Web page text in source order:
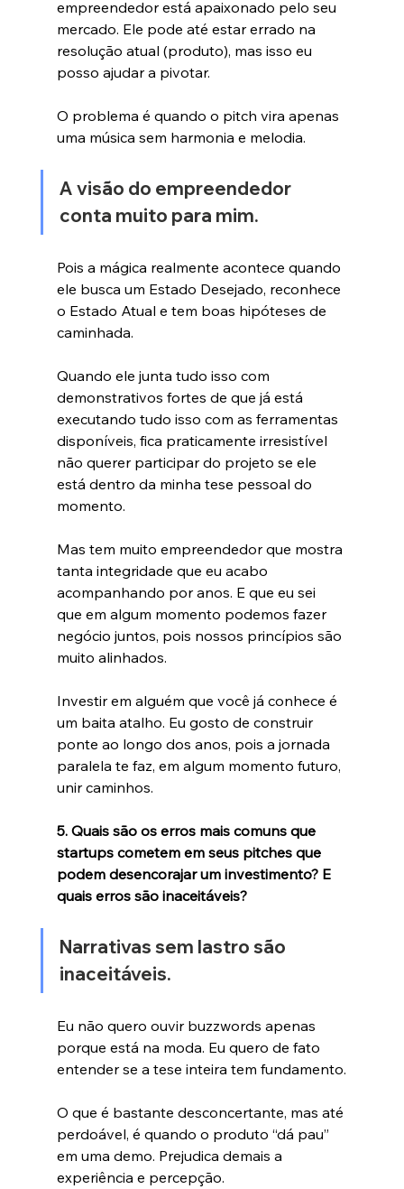
empreendedor está apaixonado pelo seu
mercado. Ele pode até estar errado na
resolução atual (produto), mas isso eu
posso ajudar a pivotar.
O problema é quando o pitch vira apenas
uma música sem harmonia e melodia.
A visão do empreendedor
conta muito para mim.
Pois a mágica realmente acontece quando
ele busca um Estado Desejado, reconhece
o Estado Atual e tem boas hipóteses de
caminhada.
Quando ele junta tudo isso com
demonstrativos fortes de que já está
executando tudo isso com as ferramentas
disponíveis, fica praticamente irresistível
não querer participar do projeto se ele
está dentro da minha tese pessoal do
momento.
Mas tem muito empreendedor que mostra
tanta integridade que eu acabo
acompanhando por anos. E que eu sei
que em algum momento podemos fazer
negócio juntos, pois nossos princípios são
muito alinhados.
Investir em alguém que você já conhece é
um baita atalho. Eu gosto de construir
ponte ao longo dos anos, pois a jornada
paralela te faz, em algum momento futuro,
unir caminhos.
5. Quais são os erros mais comuns que
startups cometem em seus pitches que
podem desencorajar um investimento? E
quais erros são inaceitáveis?
Narrativas sem lastro são
inaceitáveis.
Eu não quero ouvir buzzwords apenas
porque está na moda. Eu quero de fato
entender se a tese inteira tem fundamento.
O que é bastante desconcertante, mas até
perdoável, é quando o produto “dá pau”
em uma demo. Prejudica demais a
experiência e percepção.